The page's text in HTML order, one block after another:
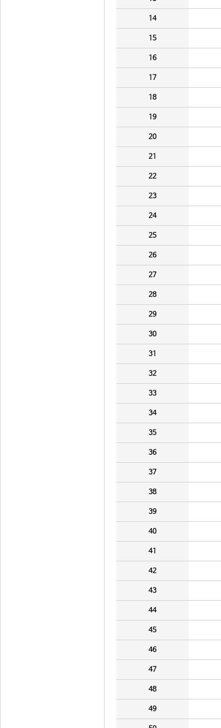
14
15
16
17
18
19
20
21
22
23
24
25
26
27
28
29
30
31
32
33
34
35
36
37
38
39
40
41
42
43
44
45
46
47
48
49